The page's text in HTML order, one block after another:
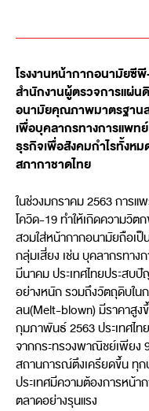
โรงงานหน้ากากอนามัย
สำนักงานผู้ตรวจการแผ่
อนามัยคุณภาพมาตรฐาน
เพื่อบุคลากรทางการแพท
ธุรกิจเพื่อสังคมกำไรทั้งห
สภากาชาดไทย
ในช่วงมกราคม 2563 การแ
โควิด-19 ทำให้เกิดความวิต
สวมใส่หน้ากากอนามัยถือเ
กลุ่มเสี่ยง เช่น บุคลากรทาง
มีนาคม ประเทศไทยประสบ
อย่างหนัก รวมถึงวัตถุดิบใน
ลน(Melt-blown) มีราคาสูง
กุมภาพันธ์ 2563 ประเทศไ
จากกระทรวงพาณิชย์เพียง
สถานการณ์ตึงเครียดขึ้น ทุ
ประเทศมีความต้องการหน้า
ตลาดอย่างรุนแรง